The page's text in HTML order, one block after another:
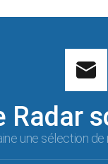
Radar
une sélection